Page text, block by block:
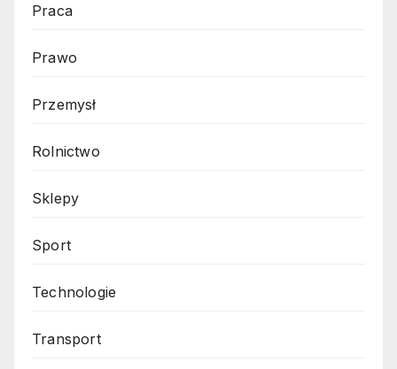
Praca
Prawo
Przemysł
Rolnictwo
Sklepy
Sport
Technologie
Transport